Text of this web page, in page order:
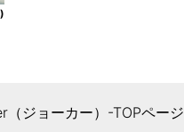
（ジョーカー）-TOPページ